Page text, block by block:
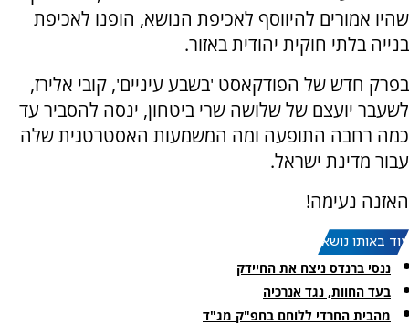
שהיו אמורים להיווסף לאכיפת הנושא, הופנו לאכיפת
בנייה בלתי חוקית יהודית באזור.
בפרק חדש של הפודקאסט 'בשבע עיניים', קובי אלירז,
לשעבר יועצם של שלושה שרי ביטחון, ינסה להסביר עד
כמה רחבה התופעה ומה המשמעות האסטרטגית שלה
עבור מדינת ישראל.
האזנה נעימה!
עוד באותו נושא:
ננסי ברנדס ניצח את החיידק
בעד החוות, נגד אנרכיה
מהבית החרדי ללוחם בחפ"ק מג"ד